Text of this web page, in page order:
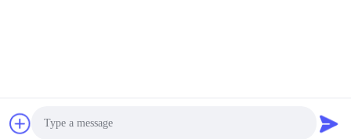
2026 ZOLYTECH MACHINERY CO., LTD . সমস্ত অধিকার